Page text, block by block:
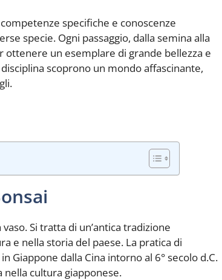
specifiche e conoscenze
specie. Ogni passaggio, dalla semina alla
un esemplare di grande bellezza e
scoprono un mondo affascinante,
Si tratta di un’antica tradizione
e nella storia del paese. La pratica di
Giappone dalla Cina intorno al 6° secolo d.C.
nella cultura giapponese.